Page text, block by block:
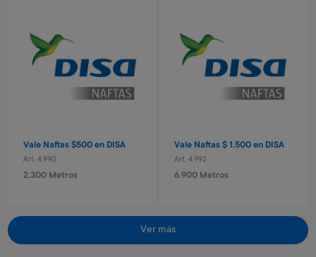
Monopatin
1.880 Metros + 4 x $1.250
Cámara recargable Stitch
800 Metros + 4 x $530
Vale Naftas $500 en DISA
Art. 4.990
2.300 Metros
Vale Naftas $ 1.500 en DISA
Art. 4.992
6.900 Metros
Ver más